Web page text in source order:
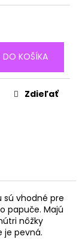
DO KOŠÍKA
Zdieľať
sú vhodné pre
papuče. Majú
nôžky
je pevná.